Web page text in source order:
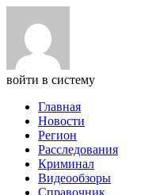
войти в систему
Главная
Новости
Регион
Расследования
Криминал
Видеообзоры
Справочник